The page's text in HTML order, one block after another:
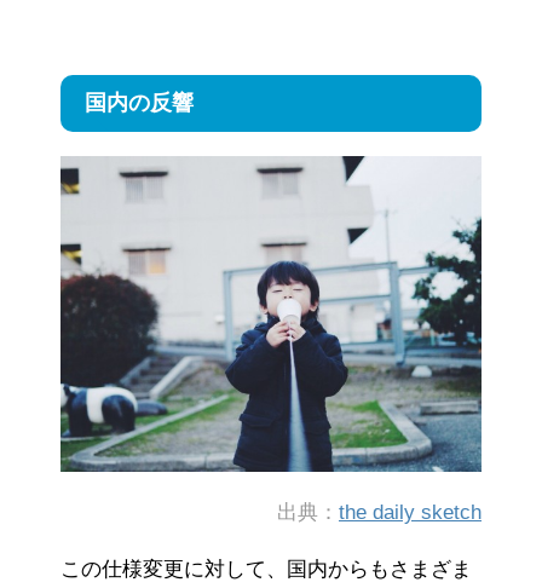
国内の反響
出典： the daily sketch
この仕様変更に対して、国内からもさまざま